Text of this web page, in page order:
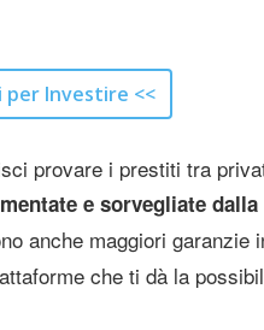
per Investire <<
provare i prestiti tra
e sorvegliate dalla
anche maggiori garanzie
che ti dà la